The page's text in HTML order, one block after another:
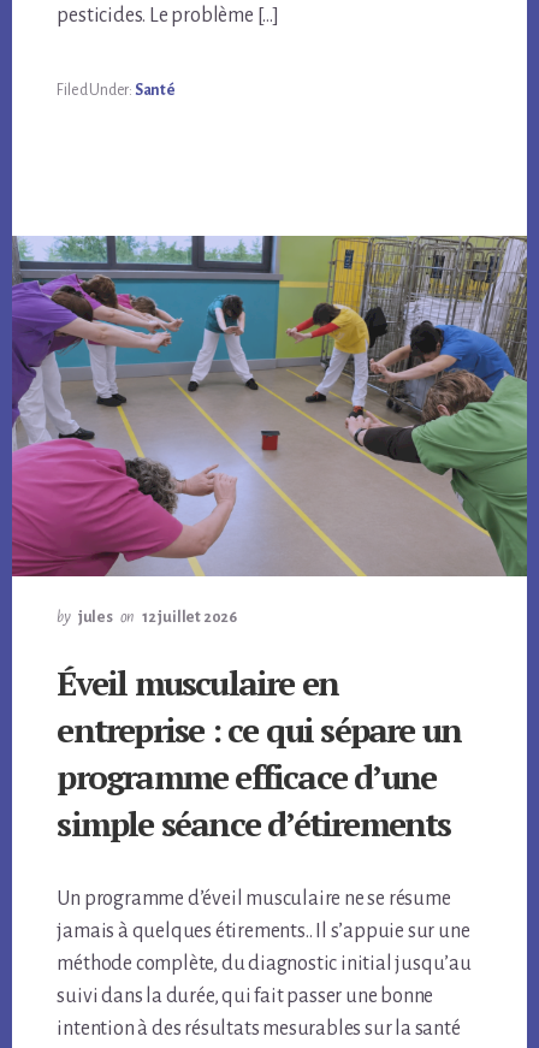
pesticides. Le problème […]
Filed Under: Santé
by jules on 12 juillet 2026
Éveil musculaire en
entreprise : ce qui sépare un
programme efficace d’une
simple séance d’étirements
Un programme d’éveil musculaire ne se résume
jamais à quelques étirements.. Il s’appuie sur une
méthode complète, du diagnostic initial jusqu’au
suivi dans la durée, qui fait passer une bonne
intention à des résultats mesurables sur la santé